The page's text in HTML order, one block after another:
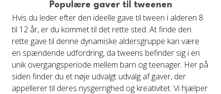
Populære gaver til tweenen
Hvis du leder efter den ideelle gave til tween i alderen 8
til 12 år, er du kommet til det rette sted. At finde den
rette gave til denne dynamiske aldersgruppe kan være
en spændende udfordring, da tweens befinder sig i en
unik overgangsperiode mellem barn og teenager. Her på
siden finder du et nøje udvalgt udvalg af gaver, der
appellerer til deres nysgerrighed og kreativitet. Vi hjælper